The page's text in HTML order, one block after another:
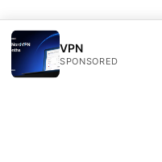
VPN
SPONSORED